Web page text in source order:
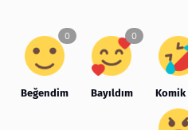
Beğendim Bayıldım Komik